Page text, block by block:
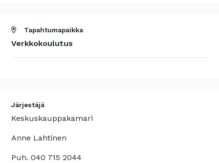
Tapahtumapaikka
Verkkokoulutus
Järjestäjä
Keskuskauppakamari
Anne Lahtinen
Puh. 040 715 2044